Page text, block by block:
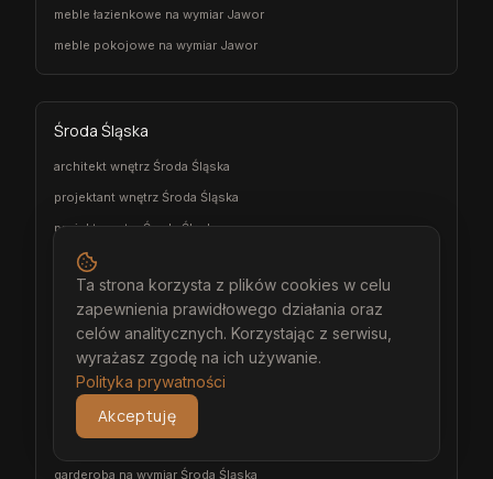
meble łazienkowe na wymiar Jawor
meble pokojowe na wymiar Jawor
Środa Śląska
architekt wnętrz Środa Śląska
projektant wnętrz Środa Śląska
projekt wnętrz Środa Śląska
projektowanie wnętrz Środa Śląska
aranżacja wnętrz Środa Śląska
wizualizacja wnętrz Środa Śląska
meble na wymiar Środa Śląska
stolarz Środa Śląska
kuchnia na wymiar Środa Śląska
garderoba na wymiar Środa Śląska
Ta strona korzysta z plików cookies w celu
zapewnienia prawidłowego działania oraz
celów analitycznych. Korzystając z serwisu,
wyrażasz zgodę na ich używanie.
Polityka prywatności
Akceptuję